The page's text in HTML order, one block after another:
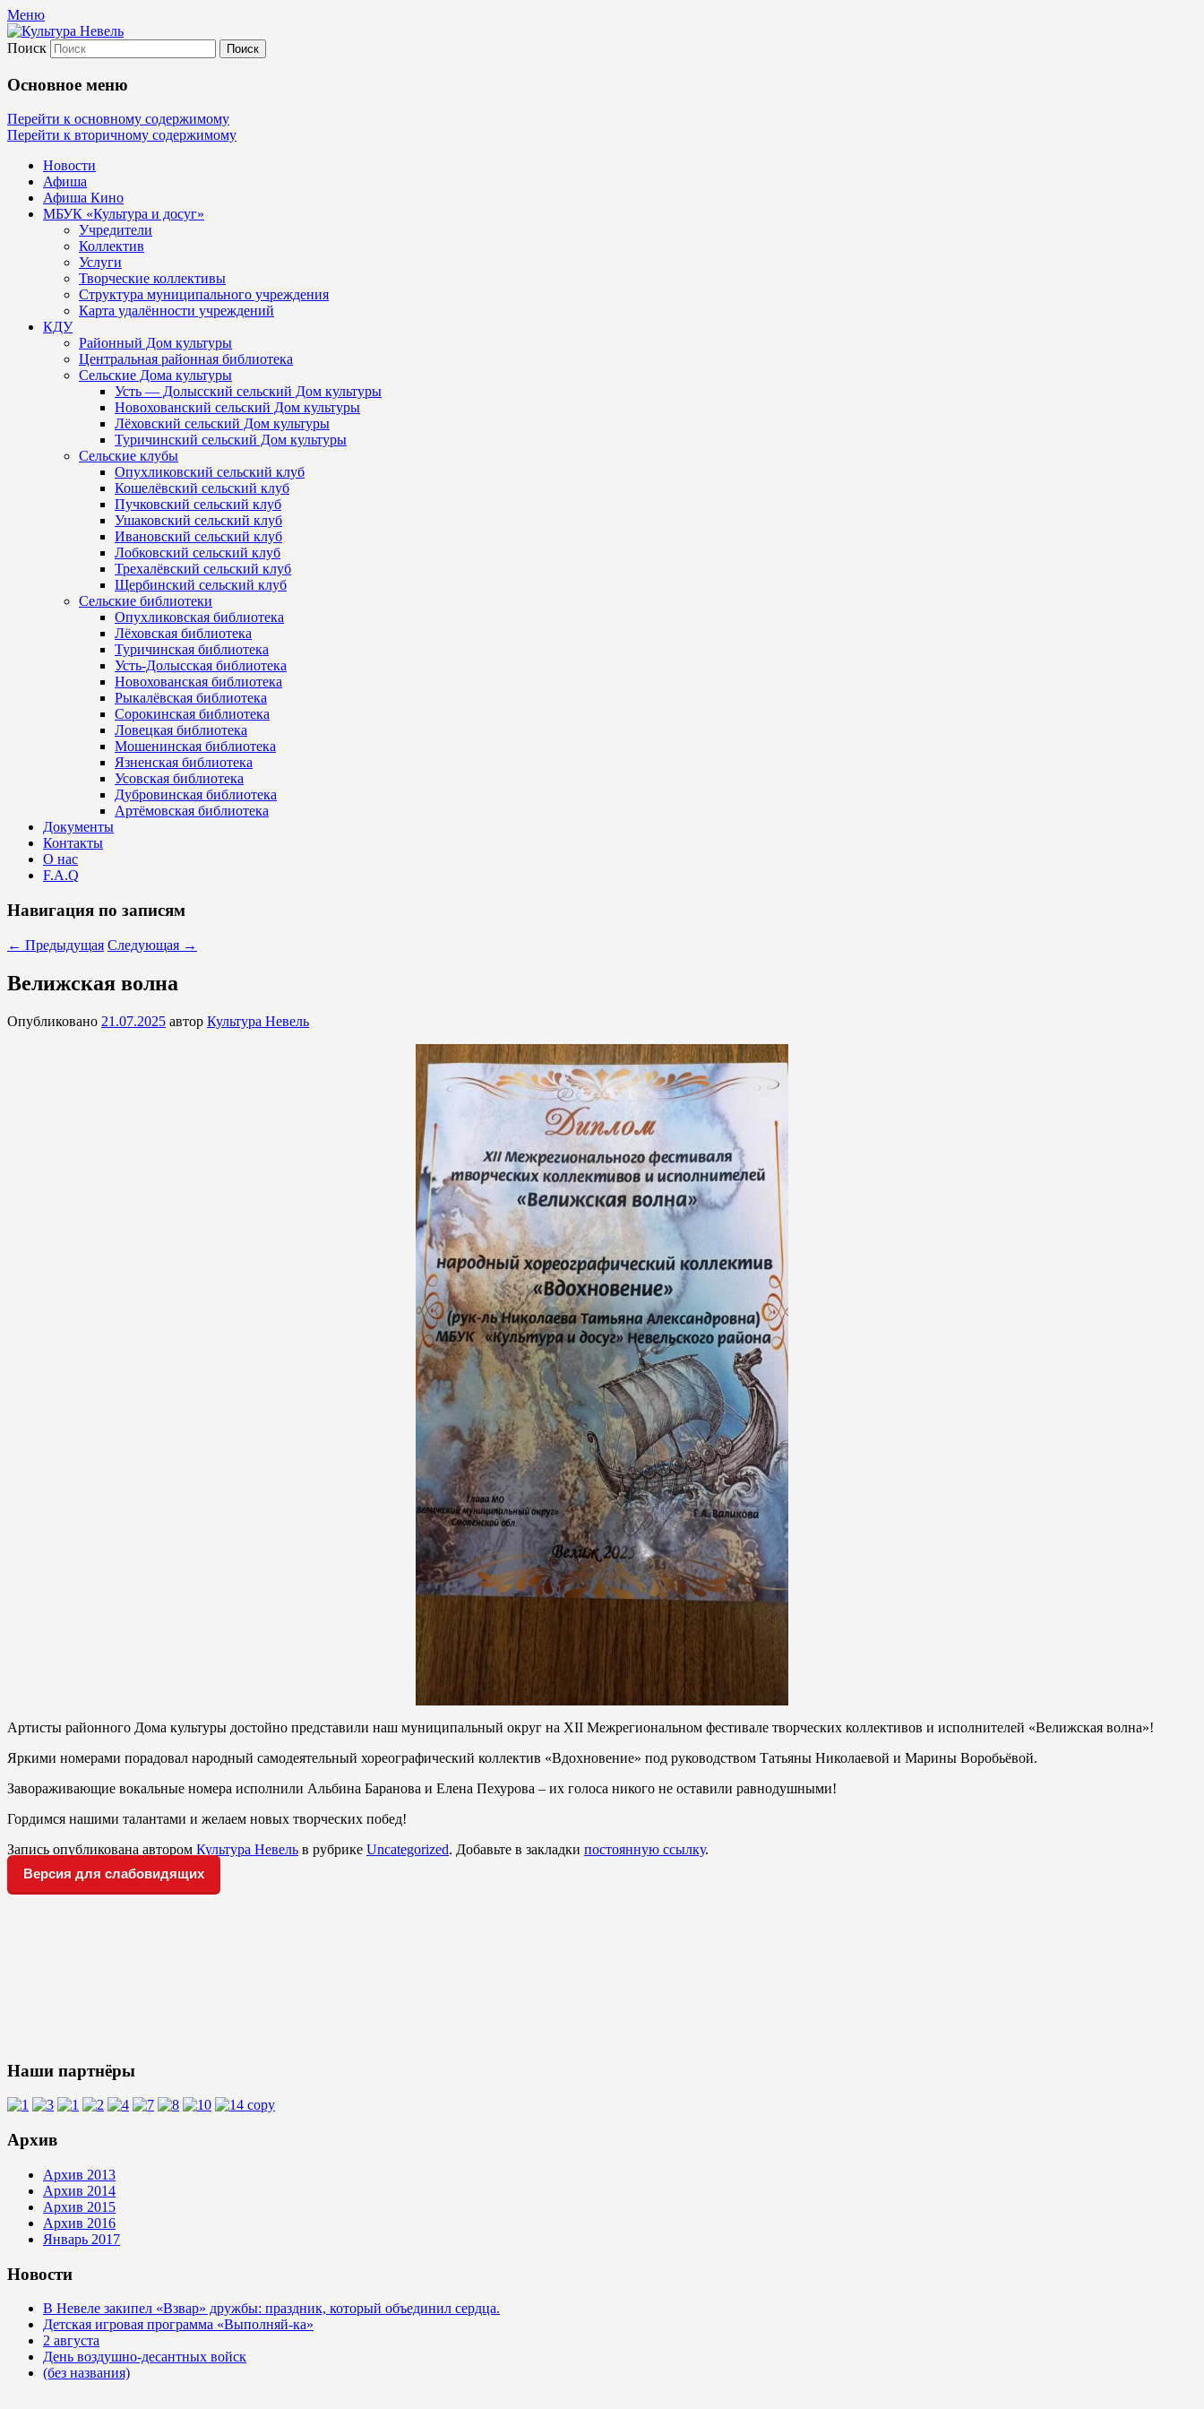
Меню
Культура Невель
МБУК Невельского района "Культура и досуг"
Поиск
Основное меню
Перейти к основному содержимому
Перейти к вторичному содержимому
Новости
Афиша
Афиша Кино
МБУК «Культура и досуг»
Учредители
Коллектив
Услуги
Творческие коллективы
Структура муниципального учреждения
Карта удалённости учреждений
КДУ
Районный Дом культуры
Центральная районная библиотека
Сельские Дома культуры
Усть — Долысский сельский Дом культуры
Новохованский сельский Дом культуры
Лёховский сельский Дом культуры
Туричинский сельский Дом культуры
Сельские клубы
Опухликовский сельский клуб
Кошелёвский сельский клуб
Пучковский сельский клуб
Ушаковский сельский клуб
Ивановский сельский клуб
Лобковский сельский клуб
Трехалёвский сельский клуб
Щербинский сельский клуб
Сельские библиотеки
Опухликовская библиотека
Лёховская библиотека
Туричинская библиотека
Усть-Долысская библиотека
Новохованская библиотека
Рыкалёвская библиотека
Сорокинская библиотека
Ловецкая библиотека
Мошенинская библиотека
Язненская библиотека
Усовская библиотека
Дубровинская библиотека
Артёмовская библиотека
Документы
Контакты
О нас
F.A.Q
Навигация по записям
← Предыдущая Следующая →
Велижская волна
Опубликовано 21.07.2025 автор Культура Невель
Артисты районного Дома культуры достойно представили наш муниципальный округ на XII Межрегиональном фестивале творческих коллективов и исполнителей «Велижская волна»!
Яркими номерами порадовал народный самодеятельный хореографический коллектив «Вдохновение» под руководством Татьяны Николаевой и Марины Воробьёвой.
Завораживающие вокальные номера исполнили Альбина Баранова и Елена Пехурова – их голоса никого не оставили равнодушными!
Гордимся нашими талантами и желаем новых творческих побед!
Запись опубликована автором Культура Невель в рубрике Uncategorized. Добавьте в закладки постоянную ссылку.
Версия для слабовидящих
Наши партнёры
Архив
Архив 2013
Архив 2014
Архив 2015
Архив 2016
Январь 2017
Новости
В Невеле закипел «Взвар» дружбы: праздник, который объединил сердца.
Детская игровая программа «Выполняй-ка»
2 августа
День воздушно-десантных войск
(без названия)